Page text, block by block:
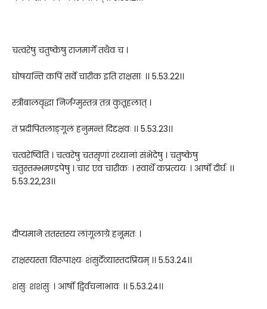
चत्वरेषु चतुष्केषु राजमार्गे तथैव च ।
घोषयन्ति कपिं सर्वे चारीक इति राक्षसाः ।। 5.53.22।।
स्त्रीबालवृद्धा निर्जग्मुस्तत्र तत्र कुतूहलात् ।
तं प्रदीपितलाङ्गूलं हनुमन्तं दिदृक्षवः ।। 5.53.23।।
चत्वरेष्विति । चत्वरेषु चतसृणां रथ्यानां संभेदेषु । चतुष्केषु
चतुस्तम्भमण्डपेषु । चार एव चारीकः । स्वार्थे कप्रत्ययः । आर्षो दीर्घः ।।
5.53.22,23।।
दीप्यमाने ततस्तस्य लांगूलाग्रे हनूमतः ।
राक्षस्यस्ता विरूपाक्ष्यः शंसुर्देव्यास्तदप्रियम् ।। 5.53.24।।
शंसुः शशंसुः । आर्षो द्विर्वचनाभावः ।। 5.53.24।।